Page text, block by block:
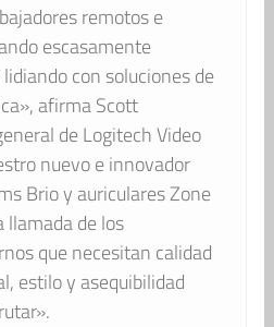
remotos e
escasamente
con soluciones de
afirma Scott
de Logitech Video
nuevo e innovador
Brio y auriculares Zone
llamada de los
que necesitan calidad
estilo y asequibilidad